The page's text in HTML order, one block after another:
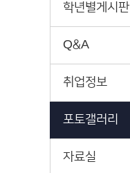
학년별게시판
Q&A
취업정보
포토갤러리
자료실